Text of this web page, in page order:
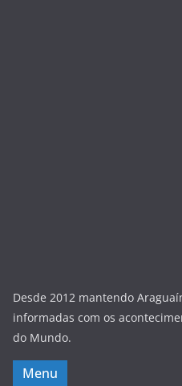
Desde 2012 mantendo
informadas com os
do Mundo.
Menu